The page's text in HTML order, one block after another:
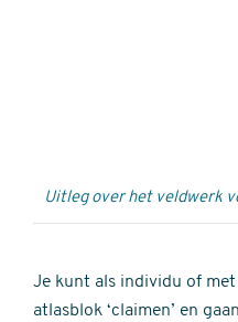
Uitleg over het veldwerk
Je kunt als individu of
atlasblok ‘claimen’ en